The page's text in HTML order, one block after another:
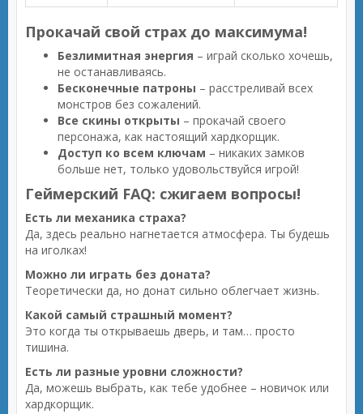
Прокачай свой страх до максимума!
Безлимитная энергия – играй сколько хочешь,
не останавливаясь.
Бесконечные патроны – расстреливай всех
монстров без сожалений.
Все скины открыты – прокачай своего
персонажа, как настоящий хардкорщик.
Доступ ко всем ключам – никаких замков
больше нет, только удовольствуйся игрой!
Геймерский FAQ: сжигаем вопросы!
Есть ли механика страха?
Да, здесь реально нагнетается атмосфера. Ты будешь
на иголках!
Можно ли играть без доната?
Теоретически да, но донат сильно облегчает жизнь.
Какой самый страшный момент?
Это когда ты открываешь дверь, и там… просто
тишина.
Есть ли разные уровни сложности?
Да, можешь выбрать, как тебе удобнее – новичок или
хардкорщик.